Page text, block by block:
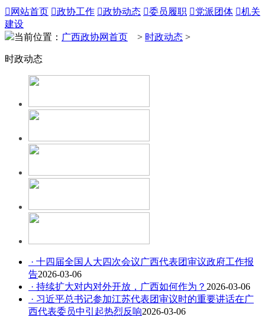
 网站首页 政协工作 政协动态 委员履职 党派团体 机关
建设
当前位置： 广西政协网首页 > 时政动态 >
时政动态
· 十四届全国人大四次会议广西代表团审议政府工作报
告2026-03-06
· 持续扩大对内对外开放，广西如何作为？ 2026-03-06
· 习近平总书记参加江苏代表团审议时的重要讲话在广
西代表委员中引起热烈反响2026-03-06